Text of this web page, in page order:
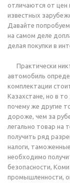
отличаются от цен
известных
Давайте
на самом деле
делая покупки в
Практически
автомобиль
комплектации
Казахстане, но в
почему же другие
дороже, чем за
легально товар на
получить ряд
налоги,
необходимо
безопасности,
промышленности,